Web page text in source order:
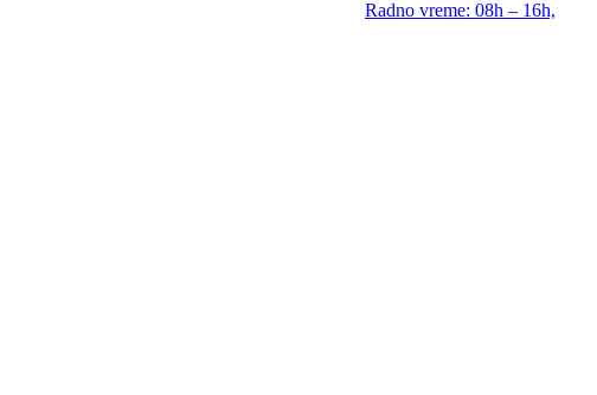
Radno vreme: 08h – 16h,